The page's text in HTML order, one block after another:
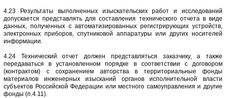
4.23 Результаты выполненных изыскательских работ и исследований
допускается представлять для составления технического отчета в виде
данных, полученных с автоматизированных регистрирующих устройств,
электронных приборов, спутниковой аппаратуры или других носителей
информации.
4.24 Технический отчет должен представляться заказчику, а также
передаваться в установленном порядке в соответствии с договором
(контрактом) с сохранением авторства в территориальные фонды
материалов инженерных изысканий органов исполнительной власти
субъектов Российской Федерации или местного самоуправления и другие
фонды (п.4.11).